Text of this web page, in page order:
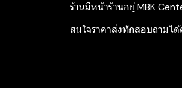
ร้านมีหน้าร้านอยู่ MBK
สนใจราคาส่งทักสอบถามได้